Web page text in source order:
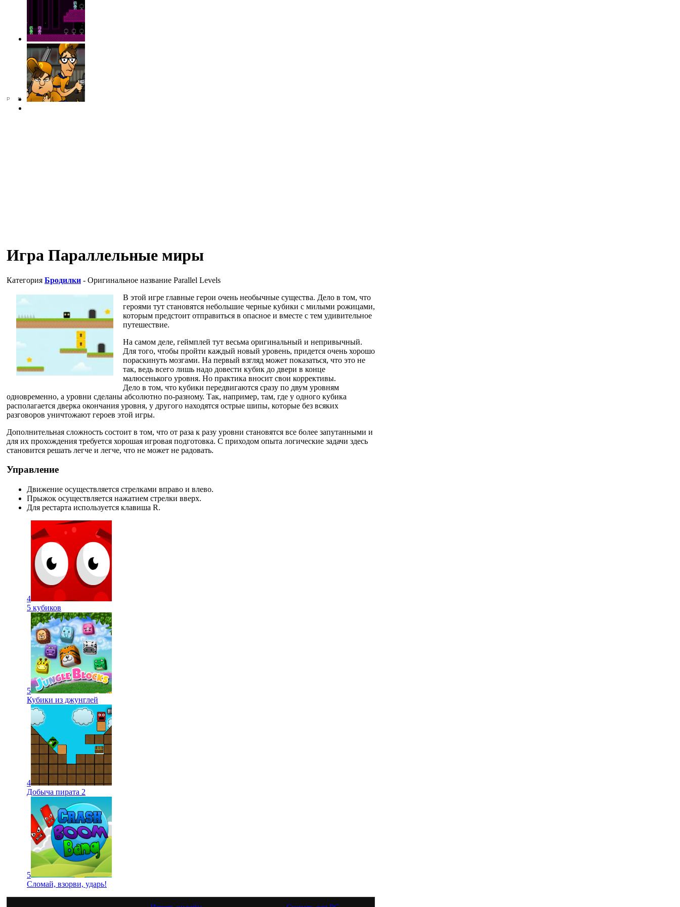
РЕКЛАМА
Игра Параллельные миры
Категория Бродилки - Оригинальное название Parallel Levels
В этой игре главные герои очень необычные существа. Дело в том, что
героями тут становятся небольшие черные кубики с милыми рожицами,
которым предстоит отправиться в опасное и вместе с тем удивительное
путешествие.
На самом деле, геймплей тут весьма оригинальный и непривычный.
Для того, чтобы пройти каждый новый уровень, придется очень хорошо
пораскинуть мозгами. На первый взгляд может показаться, что это не
так, ведь всего лишь надо довести кубик до двери в конце
малюсенького уровня. Но практика вносит свои коррективы.
Дело в том, что кубики передвигаются сразу по двум уровням
одновременно, а уровни сделаны абсолютно по-разному. Так, например, там, где у одного кубика
располагается дверка окончания уровня, у другого находятся острые шипы, которые без всяких
разговоров уничтожают героев этой игры.
Дополнительная сложность состоит в том, что от раза к разу уровни становятся все более запутанными и
для их прохождения требуется хорошая игровая подготовка. С приходом опыта логические задачи здесь
становится решать легче и легче, что не может не радовать.
Управление
Движение осуществляется стрелками вправо и влево.
Прыжок осуществляется нажатием стрелки вверх.
Для рестарта используется клавиша R.
4
5 кубиков
5
Кубики из джунглей
4
Добыча пирата 2
5
Сломай, взорви, ударь!